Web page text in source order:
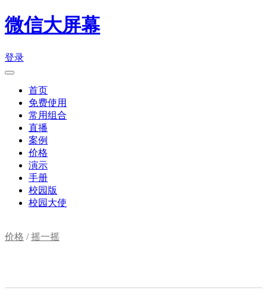
微信大屏幕
登录
首页
免费使用
常用组合
直播
案例
价格
演示
手册
校园版
校园大使
价格 /摇一摇